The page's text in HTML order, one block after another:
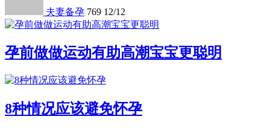
夫妻备孕 769 12/12
孕前做做运动有助高潮宝宝更聪明
8种情况应该避免怀孕